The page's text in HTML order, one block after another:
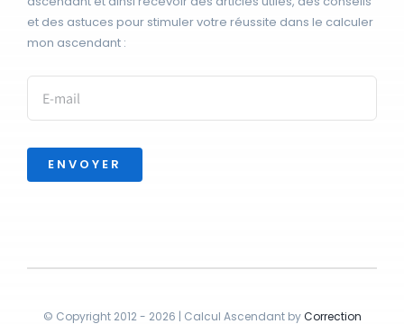
et des astuces pour stimuler votre réussite dans le calculer
mon ascendant :
ENVOYER
© Copyright 2012 - 2026 | Calcul Ascendant byCorrection